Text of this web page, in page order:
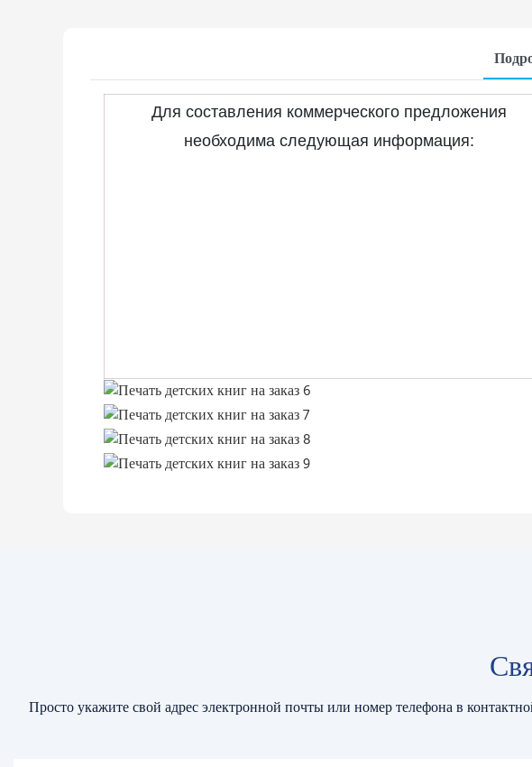
Для составления коммерческого предложения
необходима следующая информация:
Просто укажите свой адрес электронной почты или номер телефона в